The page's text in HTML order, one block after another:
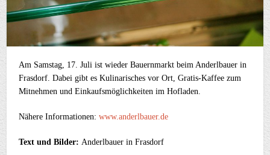
Am Samstag, 17. Juli ist wieder Bauernmarkt beim Anderlbauer in
Frasdorf. Dabei gibt es Kulinarisches vor Ort, Gratis-Kaffee zum
Mitnehmen und Einkaufsmöglichkeiten im Hofladen.
Nähere Informationen:www.anderlbauer.de
Text und Bilder: Anderlbauer in Frasdorf